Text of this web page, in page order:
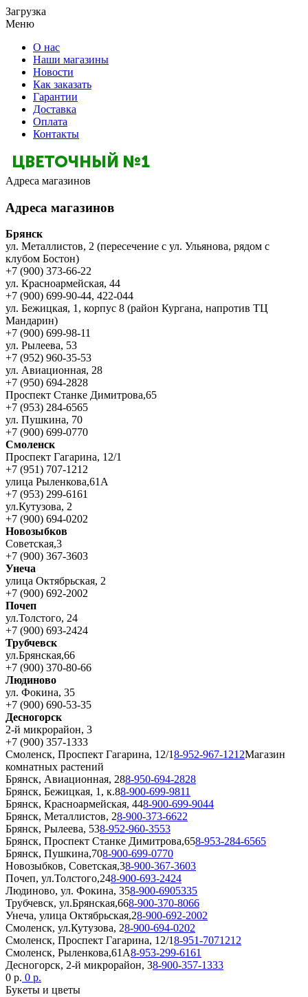
Загрузка
Меню
О нас
Наши магазины
Новости
Как заказать
Гарантии
Доставка
Оплата
Контакты
Адреса магазинов
Адреса магазинов
Брянск
ул. Металлистов, 2 (пересечение с ул. Ульянова, рядом с
клубом Бостон)
+7 (900) 373-66-22
ул. Красноармейская, 44
+7 (900) 699-90-44, 422-044
ул. Бежицкая, 1, корпус 8 (район Кургана, напротив ТЦ
Мандарин)
+7 (900) 699-98-11
ул. Рылеева, 53
+7 (952) 960-35-53
ул. Авиационная, 28
+7 (950) 694-2828
Проспект Станке Димитрова,65
+7 (953) 284-6565
ул. Пушкина, 70
+7 (900) 699-0770
Смоленск
Проспект Гагарина, 12/1
+7 (951) 707-1212
улица Рыленкова,61А
+7 (953) 299-6161
ул.Кутузова, 2
+7 (900) 694-0202
Новозыбков
Советская,3
+7 (900) 367-3603
Унеча
улица Октябрьская, 2
+7 (900) 692-2002
Почеп
ул.Толстого, 24
+7 (900) 693-2424
Трубчевск
ул.Брянская,66
+7 (900) 370-80-66
Людиново
ул. Фокина, 35
+7 (900) 690-53-35
Десногорск
2-й микрорайон, 3
+7 (900) 357-1333
Смоленск, Проспект Гагарина, 12/18-952-967-1212Магазин
комнатных растений
Брянск, Авиационная, 288-950-694-2828
Брянск, Бежицкая, 1, к.88-900-699-9811
Брянск, Красноармейская, 448-900-699-9044
Брянск, Металлистов, 28-900-373-6622
Брянск, Рылеева, 538-952-960-3553
Брянск, Проспект Станке Димитрова,658-953-284-6565
Брянск, Пушкина,708-900-699-0770
Новозыбков, Советская,38-900-367-3603
Почеп, ул.Толстого,248-900-693-2424
Людиново, ул. Фокина, 358-900-6905335
Трубчевск, ул.Брянская,668-900-370-8066
Унеча, улица Октябрьская,28-900-692-2002
Смоленск, ул.Кутузова, 28-900-694-0202
Смоленск, Проспект Гагарина, 12/18-951-7071212
Смоленск, Рыленкова,61А8-953-299-6161
Десногорск, 2-й микрорайон, 38-900-357-1333
0 р. 0 р.
Букеты и цветы